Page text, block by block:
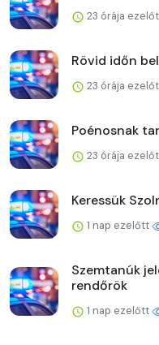
23 órája
Rövid időn
23 órája
Poénosnak
23 órája
Keressük
1 nap ezelőtt
Szemtanúk
rendőrök
1 nap ezelőtt